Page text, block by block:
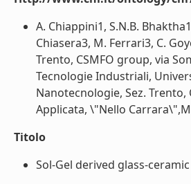
A. Chiappini1, S.N.B.
Chiasera3, M. Ferrari3, C.
Trento, CSMFO group, via
Tecnologie Industriali,
Nanotecnologie, Sez. Trento,
Applicata, \"Nello
Titolo
Sol-Gel derived glass-